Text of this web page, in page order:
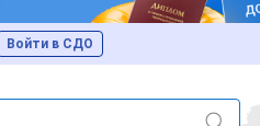
Войти в СДО